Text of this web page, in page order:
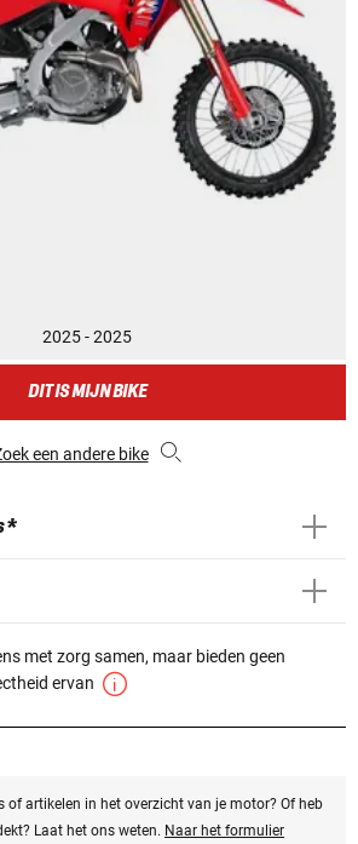
2025 - 2025
DIT IS MIJN BIKE
een andere bike
*
met zorg samen, maar bieden geen
ervan
of artikelen in het overzicht van je motor? Of heb
Laat het ons weten. Naar het formulier